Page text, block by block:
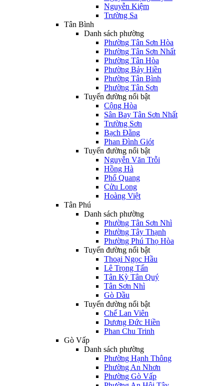
Nguyễn Kiệm
Trường Sa
Tân Bình
Danh sách phường
Phường Tân Sơn Hòa
Phường Tân Sơn Nhất
Phường Tân Hòa
Phường Bảy Hiền
Phường Tân Bình
Phường Tân Sơn
Tuyến đường nổi bật
Cộng Hòa
Sân Bay Tân Sơn Nhất
Trường Sơn
Bạch Đằng
Phan Đình Giót
Tuyến đường nổi bật
Nguyễn Văn Trỗi
Hồng Hà
Phổ Quang
Cửu Long
Hoàng Việt
Tân Phú
Danh sách phường
Phường Tân Sơn Nhì
Phường Tây Thạnh
Phường Phú Thọ Hòa
Tuyến đường nổi bật
Thoại Ngọc Hầu
Lê Trọng Tấn
Tân Kỳ Tân Quý
Tân Sơn Nhì
Gò Dầu
Tuyến đường nổi bật
Chế Lan Viên
Dương Đức Hiền
Phan Chu Trinh
Gò Vấp
Danh sách phường
Phường Hạnh Thông
Phường An Nhơn
Phường Gò Vấp